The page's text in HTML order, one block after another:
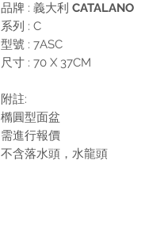
品牌 : 義大利 CATALANO
系列 : C
型號 : 7ASC
尺寸 : 70 X 37CM
附註:
橢圓型面盆
需進行報價
不含落水頭，水龍頭